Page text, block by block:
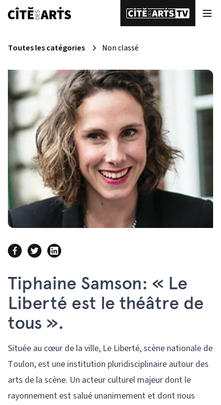
Toutes les catégories Non classé
Tiphaine Samson: « Le
Liberté est le théâtre de
tous ».
Située au cœur de la ville, Le Liberté, scène nationale de
Toulon, est une institution pluridisciplinaire autour des
arts de la scène. Un acteur culturel majeur dont le
rayonnement est salué unanimement et dont nous